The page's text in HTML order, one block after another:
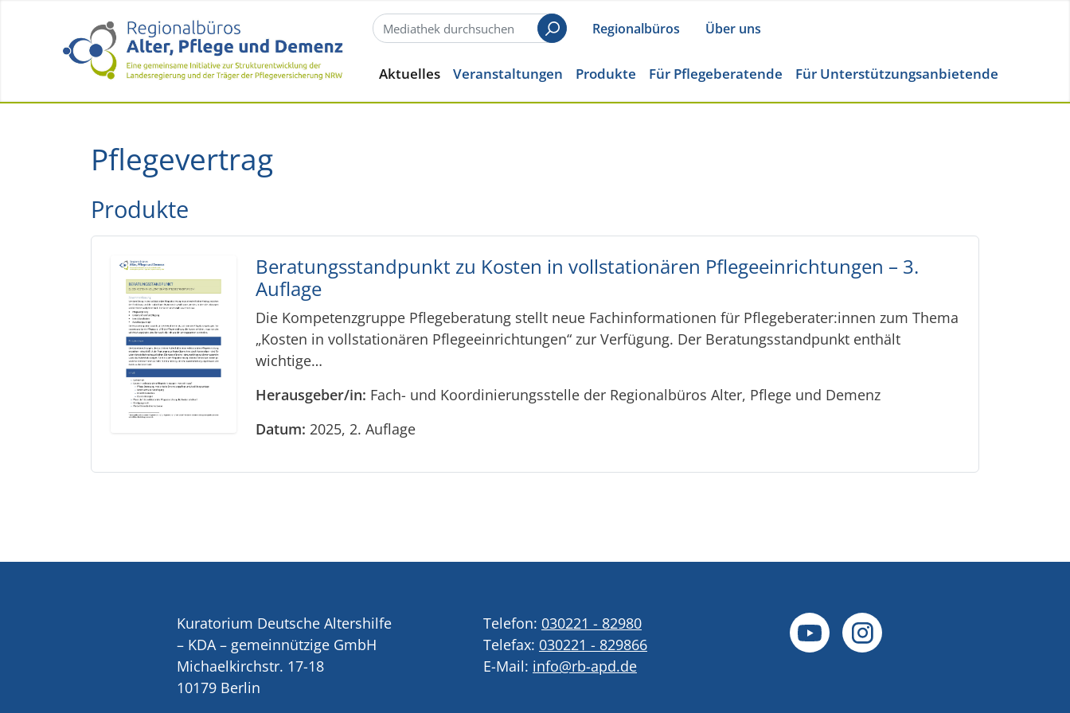
SuchenRegionalbüros Über uns
Aktuelles Veranstaltungen Produkte Für Pflegeberatende Für Unterstützungsanbietende
Pflegevertrag
Produkte
Beratungsstandpunkt zu Kosten in vollstationären Pflegeeinrichtungen – 3.
Auflage
Die Kompetenzgruppe Pflegeberatung stellt neue Fachinformationen für Pflegeberater:innen zum Thema
„Kosten in vollstationären Pflegeeinrichtungen“ zur Verfügung. Der Beratungsstandpunkt enthält
wichtige…
Herausgeber/in: Fach- und Koordinierungsstelle der Regionalbüros Alter, Pflege und Demenz
Datum: 2025, 2. Auflage
Kuratorium Deutsche Altershilfe
– KDA – gemeinnützige GmbH
Michaelkirchstr. 17-18
10179 Berlin
Telefon: 030221 - 82980
Telefax: 030221 - 829866
E-Mail: info@rb-apd.de